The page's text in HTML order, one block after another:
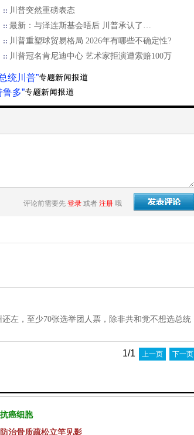
川普突然重磅表态
最新：与泽连斯基会晤后 川普承认了…
川普重塑球贸易格局 2026年有哪些不确定性?
川普冠名肯尼迪中心 艺术家拒演遭索赔100万
统川普”
鲁多”
评论前需要先 登录 或者 注册 哦
左，至少70张选举团人票，除非共和党不想选总统
1/1 上一页 下一页
癌细胞
治骨质疏松立竿见影